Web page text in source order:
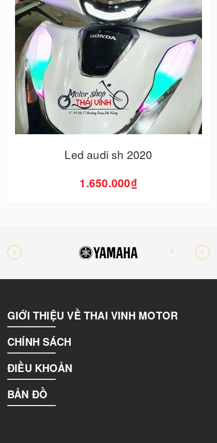
Led audi sh 2020
1.650.000₫
Cho vào giỏ hàng
GIỚI THIỆU VỀ THAI VINH MOTOR
CHÍNH SÁCH
ĐIỀU KHOẢN
BẢN ĐỒ